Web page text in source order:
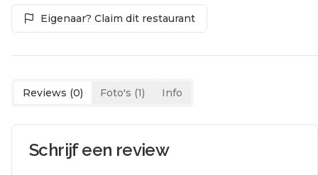
Eigenaar? Claim dit restaurant
Reviews (0) Foto's (1) Info
Schrijf een review